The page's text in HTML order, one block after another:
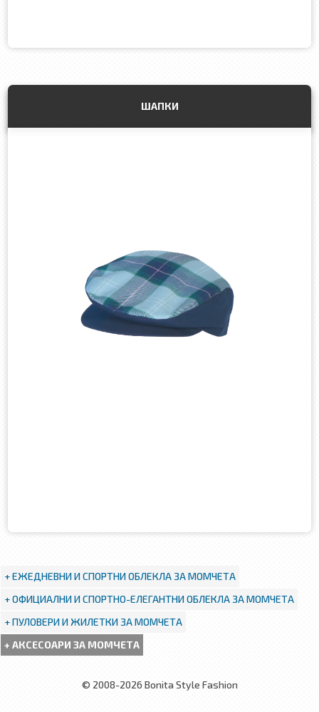
ШАПКИ
+ ЕЖЕДНЕВНИ И СПОРТНИ ОБЛЕКЛА ЗА МОМЧЕТА
+ ОФИЦИАЛНИ И СПОРТНО-ЕЛЕГАНТНИ ОБЛЕКЛА ЗА МОМЧЕТА
+ ПУЛОВЕРИ И ЖИЛЕТКИ ЗА МОМЧЕТА
+ АКСЕСОАРИ ЗА МОМЧЕТА
© 2008-2026 Bonita Style Fashion